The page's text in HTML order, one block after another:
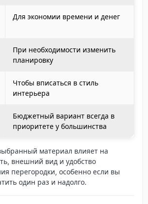
Для экономии времени и денег
При необходимости изменить
планировку
Чтобы вписаться в стиль
интерьера
Бюджетный вариант всегда в
приоритете у большинства
материал влияет на
внешний вид и удобство
перегородки, особенно если вы
один раз и надолго.